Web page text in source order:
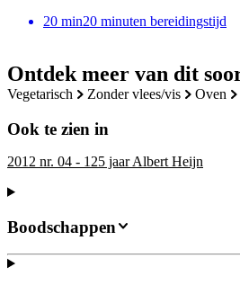
Ontdek meer van dit
vegetarisch zonder vlees/vis oven
Ook te zien in
2012 nr. 04 - 125 jaar Albert Heijn
20 min20 minuten bereidingstijd
Boodschappen